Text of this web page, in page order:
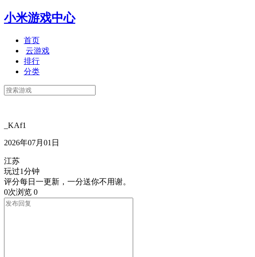
小米游戏中心
首页
云游戏
排行
分类
_KAf1
2026年07月01日
江苏
玩过1分钟
评分每日一更新，一分送你不用谢。
0次浏览 0